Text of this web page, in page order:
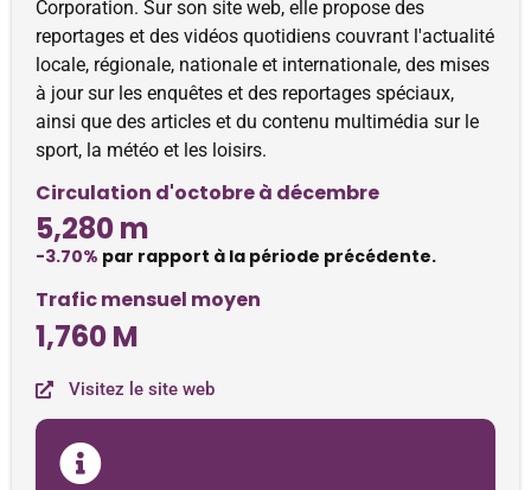
Corporation. Sur son site web, elle propose des
reportages et des vidéos quotidiens couvrant l'actualité
locale, régionale, nationale et internationale, des mises
à jour sur les enquêtes et des reportages spéciaux,
ainsi que des articles et du contenu multimédia sur le
sport, la météo et les loisirs.
Circulation d'octobre à décembre
5,280 m
-3.70% par rapport à la période précédente.
Trafic mensuel moyen
1,760 M
Visitez le site web